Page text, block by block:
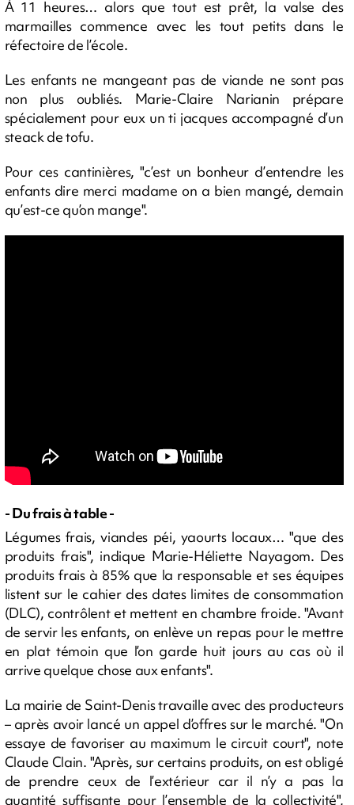
À 11 heures… alors que tout est prêt, la valse des
marmailles commence avec les tout petits dans le
réfectoire de l’école.
Les enfants ne mangeant pas de viande ne sont pas
non plus oubliés. Marie-Claire Narianin prépare
spécialement pour eux un ti jacques accompagné d’un
steack de tofu.
Pour ces cantinières, "c’est un bonheur d’entendre les
enfants dire merci madame on a bien mangé, demain
qu’est-ce qu’on mange".
- Du frais à table -
Légumes frais, viandes péi, yaourts locaux… "que des
produits frais", indique Marie-Héliette Nayagom. Des
produits frais à 85% que la responsable et ses équipes
listent sur le cahier des dates limites de consommation
(DLC), contrôlent et mettent en chambre froide. "Avant
de servir les enfants, on enlève un repas pour le mettre
en plat témoin que l’on garde huit jours au cas où il
arrive quelque chose aux enfants".
La mairie de Saint-Denis travaille avec des producteurs
– après avoir lancé un appel d’offres sur le marché. "On
essaye de favoriser au maximum le circuit court", note
Claude Clain. "Après, sur certains produits, on est obligé
de prendre ceux de l’extérieur car il n’y a pas la
quantité suffisante pour l’ensemble de la collectivité",